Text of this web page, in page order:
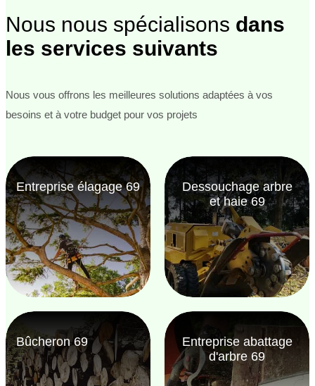
Nous nous spécialisons dans
les services suivants
Nous vous offrons les meilleures solutions adaptées à vos
besoins et à votre budget pour vos projets
Entreprise élagage 69
Dessouchage arbre
et haie 69
Bûcheron 69
Entreprise abattage
d'arbre 69